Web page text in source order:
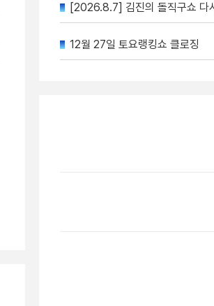
[2026.8.7] 김진의 돌직구쇼 다
12월 27일 토요랭킹쇼 클로징